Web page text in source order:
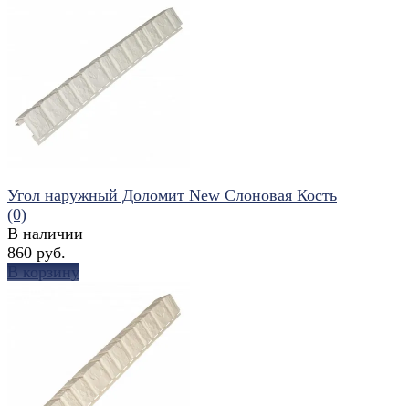
сравнить
сравнить
Угол наружный Доломит New Слоновая Кость
(0)
В наличии
860 руб.
В корзину